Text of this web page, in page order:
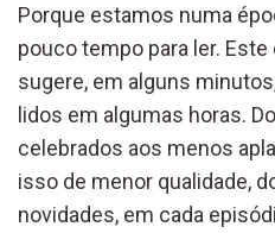
Porque estamos numa
pouco tempo para ler.
sugere, em alguns
lidos em algumas horas.
celebrados aos menos
isso de menor qualidade,
novidades, em cada